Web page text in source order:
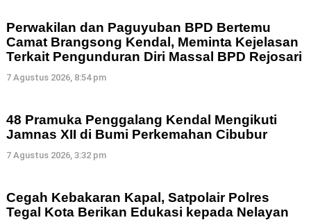
Perwakilan dan Paguyuban BPD Bertemu
Camat Brangsong Kendal, Meminta Kejelasan
Terkait Pengunduran Diri Massal BPD Rejosari
7 Agustus 2026, 8:54 pm
48 Pramuka Penggalang Kendal Mengikuti
Jamnas XII di Bumi Perkemahan Cibubur
7 Agustus 2026, 3:32 pm
Cegah Kebakaran Kapal, Satpolair Polres
Tegal Kota Berikan Edukasi kepada Nelayan